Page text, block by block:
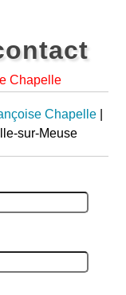
Chapelle
Chapelle
sur-Meuse